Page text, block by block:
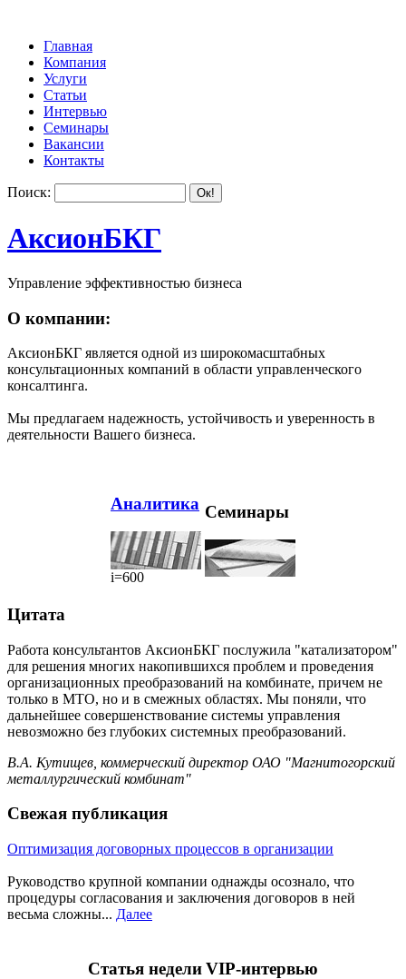
Главная
Компания
Услуги
Статьи
Интервью
Семинары
Вакансии
Контакты
Поиск:
АксионБКГ
Управление эффективностью бизнеса
О компании:
АксионБКГ является одной из широкомасштабных
консультационных компаний в области управленческого
консалтинга.
Мы предлагаем надежность, устойчивость и уверенность в
деятельности Вашего бизнеса.
Аналитика
i=600
Семинары
Цитата
Работа консультантов АксионБКГ послужила "катализатором"
для решения многих накопившихся проблем и проведения
организационных преобразований на комбинате, причем не
только в МТО, но и в смежных областях. Мы поняли, что
дальнейшее совершенствование системы управления
невозможно без глубоких системных преобразований.
В.А. Кутищев, коммерческий директор ОАО "Магнитогорский
металлургический комбинат"
Свежая публикация
Оптимизация договорных процессов в организации
Руководство крупной компании однажды осознало, что
процедуры согласования и заключения договоров в ней
весьма сложны... Далее
Статья неделиVIP-интервью